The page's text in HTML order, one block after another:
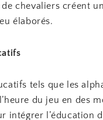
de chevaliers créent
élaborés.
tels que les
du jeu en des
intégrer l’éducation